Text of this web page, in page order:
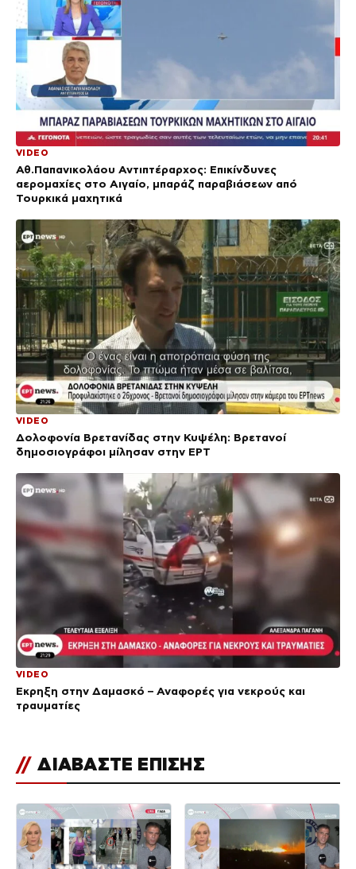
VIDEO
Αθ.Παπανικολάου Αντιπτέραρχος: Επικίνδυνες
αερομαχίες στο Αιγαίο, μπαράζ παραβιάσεων από
Τουρκικά μαχητικά
VIDEO
Δολοφονία Βρετανίδας στην Κυψέλη: Bρετανοί
δημοσιογράφοι μίλησαν στην ΕΡΤ
VIDEO
Έκρηξη στην Δαμασκό – Αναφορές για νεκρούς και
τραυματίες
// ΔΙΑΒΑΣΤΕ ΕΠΙΣΗΣ